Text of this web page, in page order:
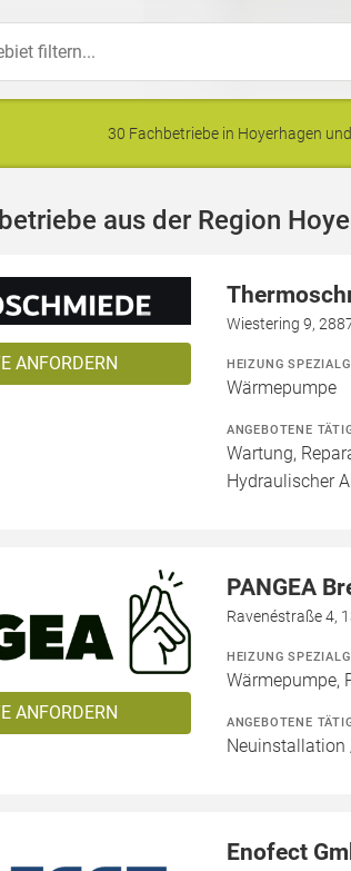
30 Fachbetriebe in Hoyerhagen
aus der Region
ANFORDERN
Wiestering 9,
HEIZUNG
Wärmepumpe
ANGEBOTENE
Wartung,
Hydraulischer
ANFORDERN
PANGEA
Ravenéstraße 4,
HEIZUNG
Wärmepumpe,
ANGEBOTENE
Neuinstallation
Enofect